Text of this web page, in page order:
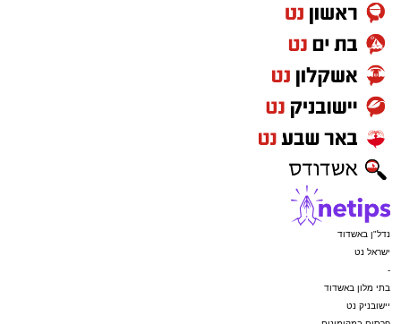
נדל"ן באשדוד
ישראל נט
-
בתי מלון באשדוד
יישובניק נט